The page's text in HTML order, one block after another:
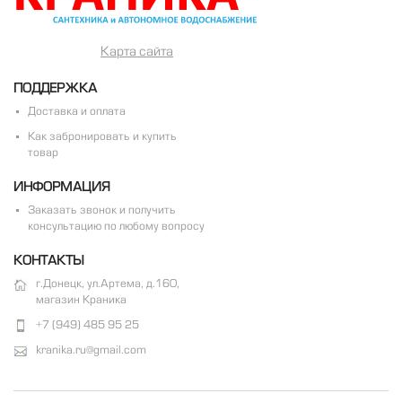
Карта сайта
ПОДДЕРЖКА
Доставка и оплата
Как забронировать и купить
товар
ИНФОРМАЦИЯ
Заказать звонок и получить
консультацию по любому вопросу
КОНТАКТЫ
г.Донецк, ул.Артема, д.160,
магазин Краника
+7 (949) 485 95 25
kranika.ru@gmail.com